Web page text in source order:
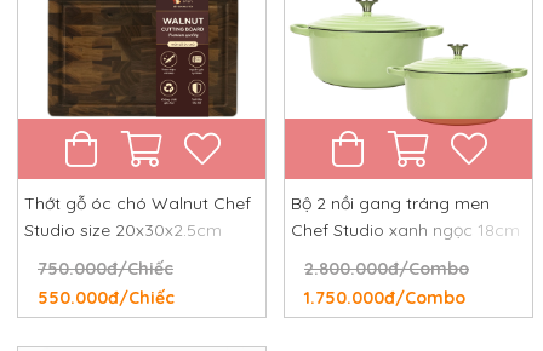
Thớt gỗ óc chó Walnut Chef
Studio size 20x30x2.5cm
750.000đ/Chiếc
550.000đ/Chiếc
Bộ 2 nồi gang tráng men
Chef Studio xanh ngọc 18cm
2.800.000đ/Combo
1.750.000đ/Combo